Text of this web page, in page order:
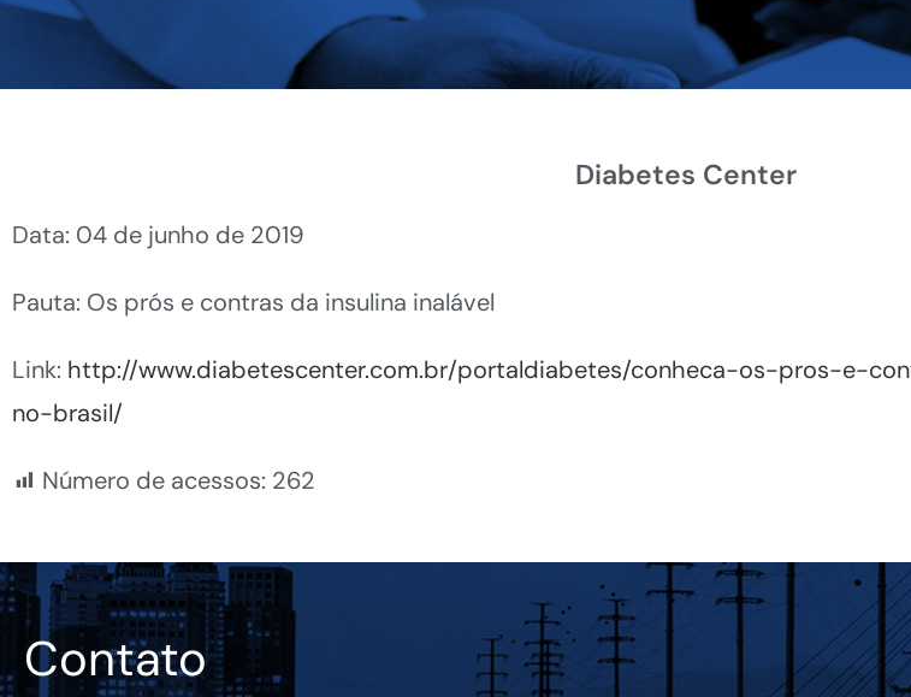
Diabetes Center
Data: 04 de junho de 2019
Pauta: Os prós e contras da insulina inalável
Link: http://www.diabetescenter.com.br/portaldiabetes/conheca-os-pros-e-
no-brasil/
Número de acessos: 262
Contato